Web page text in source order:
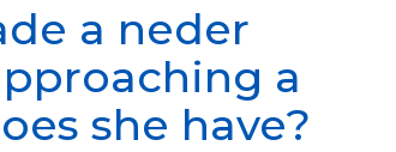
a neder
a
she have?